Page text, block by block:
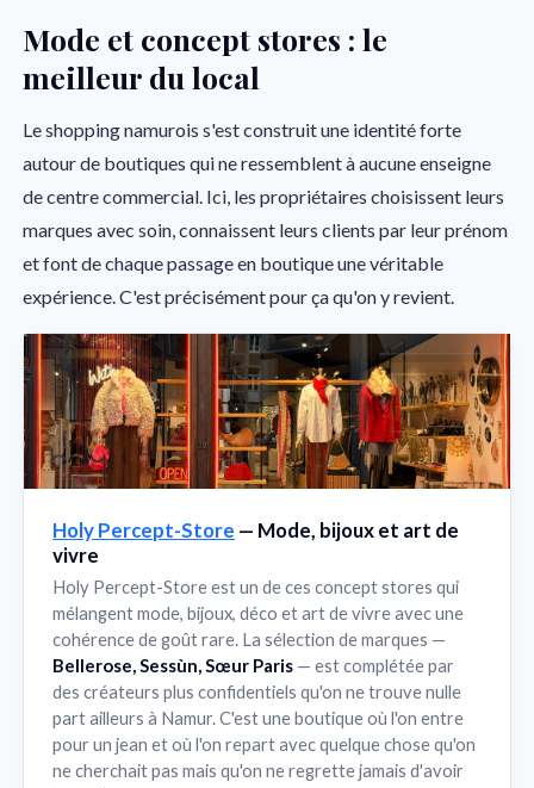
Mode et concept stores : le
meilleur du local
Le shopping namurois s'est construit une identité forte
autour de boutiques qui ne ressemblent à aucune enseigne
de centre commercial. Ici, les propriétaires choisissent leurs
marques avec soin, connaissent leurs clients par leur prénom
et font de chaque passage en boutique une véritable
expérience. C'est précisément pour ça qu'on y revient.
Holy Percept-Store — Mode, bijoux et art de
vivre
Holy Percept-Store est un de ces concept stores qui
mélangent mode, bijoux, déco et art de vivre avec une
cohérence de goût rare. La sélection de marques —
Bellerose, Sessùn, Sœur Paris — est complétée par
des créateurs plus confidentiels qu'on ne trouve nulle
part ailleurs à Namur. C'est une boutique où l'on entre
pour un jean et où l'on repart avec quelque chose qu'on
ne cherchait pas mais qu'on ne regrette jamais d'avoir